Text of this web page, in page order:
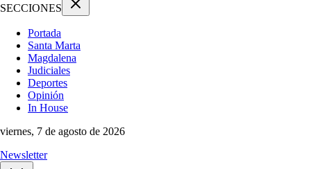
SECCIONES
Portada
Santa Marta
Magdalena
Judiciales
Deportes
Opinión
In House
viernes, 7 de agosto de 2026
Newsletter